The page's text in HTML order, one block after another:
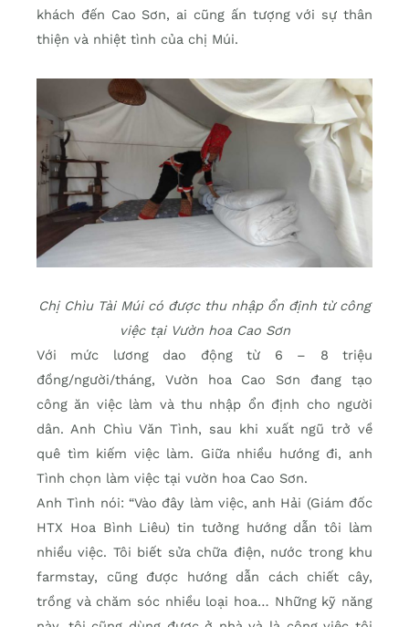
khách đến Cao Sơn, ai cũng ấn tượng với sự thân
thiện và nhiệt tình của chị Múi.
Chị Chìu Tài Múi có được thu nhập ổn định từ công
việc tại Vườn hoa Cao Sơn
Với mức lương dao động từ 6 – 8 triệu
đồng/người/tháng, Vườn hoa Cao Sơn đang tạo
công ăn việc làm và thu nhập ổn định cho người
dân. Anh Chìu Văn Tình, sau khi xuất ngũ trở về
quê tìm kiếm việc làm. Giữa nhiều hướng đi, anh
Tình chọn làm việc tại vườn hoa Cao Sơn.
Anh Tình nói: “Vào đây làm việc, anh Hải (Giám đốc
HTX Hoa Bình Liêu) tin tưởng hướng dẫn tôi làm
nhiều việc. Tôi biết sửa chữa điện, nước trong khu
farmstay, cũng được hướng dẫn cách chiết cây,
trồng và chăm sóc nhiều loại hoa… Những kỹ năng